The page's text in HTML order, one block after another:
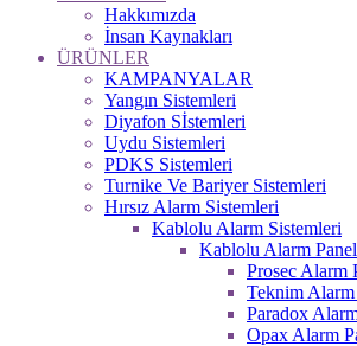
Hakkımızda
İnsan Kaynakları
ÜRÜNLER
KAMPANYALAR
Yangın Sistemleri
Diyafon Sİstemleri
Uydu Sistemleri
PDKS Sistemleri
Turnike Ve Bariyer Sistemleri
Hırsız Alarm Sistemleri
Kablolu Alarm Sistemleri
Kablolu Alarm
Prosec Alarm
Teknim Alarm
Paradox
Opax Alarm